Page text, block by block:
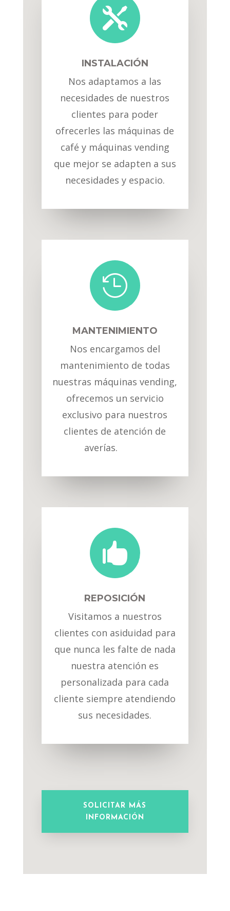

INSTALACIÓN
Nos adaptamos a las
necesidades de nuestros
clientes para poder
ofrecerles las máquinas de
café y máquinas vending
que mejor se adapten a sus
necesidades y espacio.

MANTENIMIENTO
Nos encargamos del
mantenimiento de todas
nuestras máquinas vending,
ofrecemos un servicio
exclusivo para nuestros
clientes de atención de
averías.

REPOSICIÓN
Visitamos a nuestros
clientes con asiduidad para
que nunca les falte de nada
nuestra atención es
personalizada para cada
cliente siempre atendiendo
sus necesidades.
SOLICITAR MÁS
INFORMACIÓN